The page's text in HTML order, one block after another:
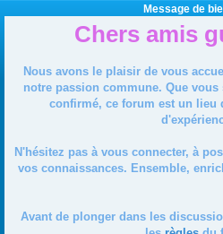
Message de
Chers amis
Nous avons le plaisir de vous
notre passion commune. Que
confirmé, ce forum est un lieu
N'hésitez pas à vous connecter, à
vos connaissances. Ensemble,
Avant de plonger dans les